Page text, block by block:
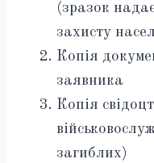
(зразок
захисту
Копія
заявника
Копія
загиблих)